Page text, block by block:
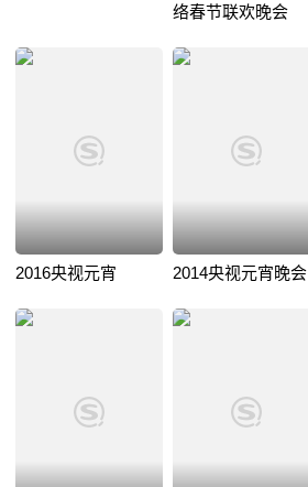
络春节联欢晚会
2016央视元宵 2014央视元宵晚会